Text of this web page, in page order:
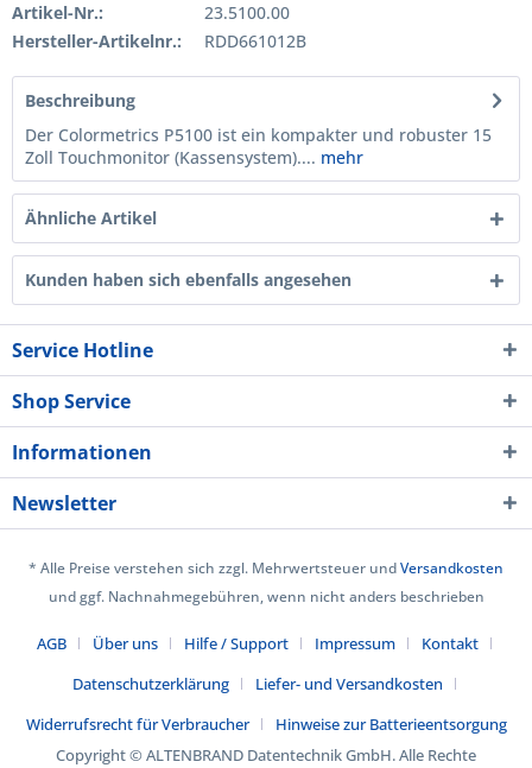
Artikel-Nr.:
23.5100.00
Hersteller-Artikelnr.:
RDD661012B
Beschreibung
Der Colormetrics P5100 ist ein kompakter und robuster 15
Zoll Touchmonitor (Kassensystem).... mehr
Ähnliche Artikel
Kunden haben sich ebenfalls angesehen
Service Hotline
Shop Service
Informationen
Newsletter
* Alle Preise verstehen sich zzgl. Mehrwertsteuer undVersandkosten
und ggf. Nachnahmegebühren, wenn nicht anders beschrieben
AGB Über uns Hilfe / Support Impressum
Kontakt
Datenschutzerklärung
Liefer- und Versandkosten
Widerrufsrecht für Verbraucher
Hinweise zur Batterieentsorgung
Copyright © ALTENBRAND Datentechnik GmbH. Alle Rechte